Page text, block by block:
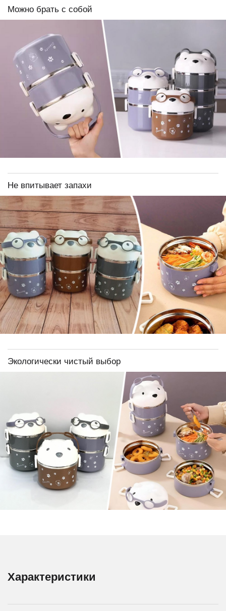
Можно брать с собой
Не впитывает запахи
Экологически чистый выбор
Характеристики